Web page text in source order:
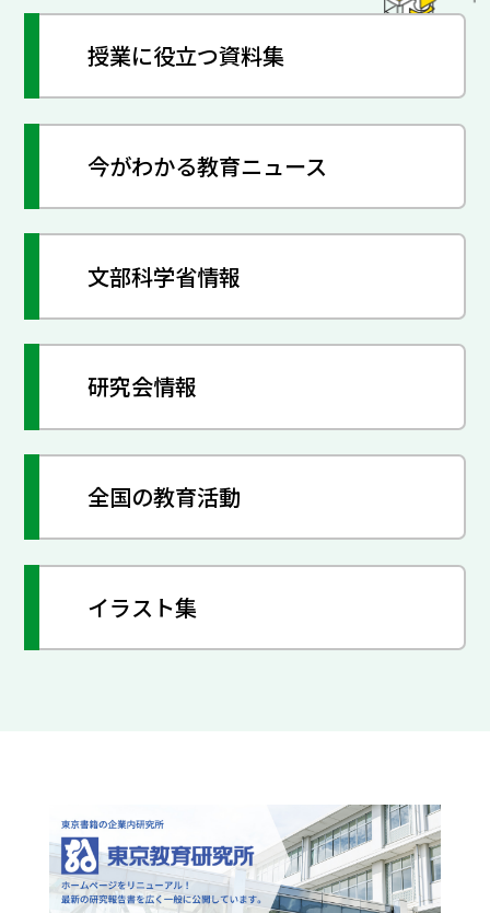
授業に役立つ資料集
今がわかる教育ニュース
文部科学省情報
研究会情報
全国の教育活動
イラスト集